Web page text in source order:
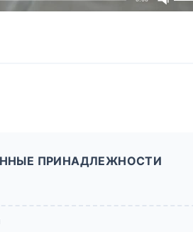
ПРИНАДЛЕЖНОСТИ